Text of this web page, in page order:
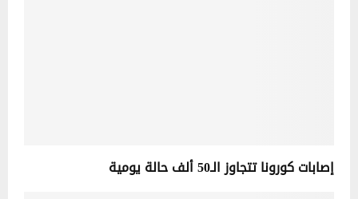
إصابات كورونا تتجاوز الـ50 ألف حالة يومية